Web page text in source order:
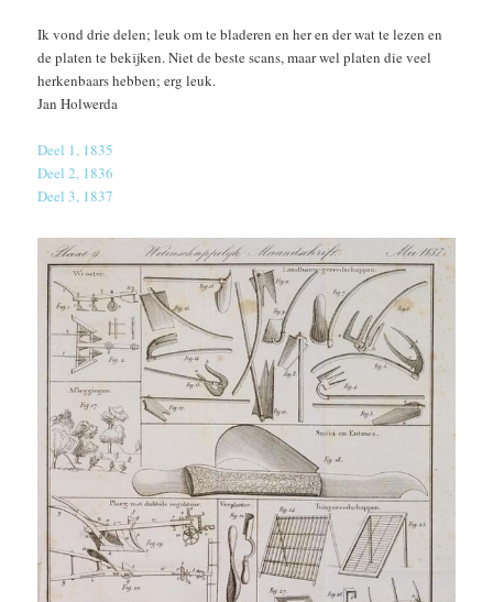
Ik vond drie delen; leuk om te bladeren en her en der wat te lezen en
de platen te bekijken. Niet de beste scans, maar wel platen die veel
herkenbaars hebben; erg leuk.
Jan Holwerda
Deel 1, 1835
Deel 2, 1836
Deel 3, 1837